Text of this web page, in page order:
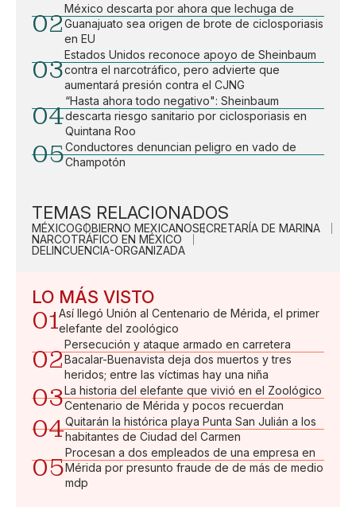
02
México descarta por ahora que lechuga de
Guanajuato sea origen de brote de ciclosporiasis
en EU
03
Estados Unidos reconoce apoyo de Sheinbaum
contra el narcotráfico, pero advierte que
aumentará presión contra el CJNG
04
“Hasta ahora todo negativo": Sheinbaum
descarta riesgo sanitario por ciclosporiasis en
Quintana Roo
05Conductores denuncian peligro en vado de
Champotón
TEMAS RELACIONADOS
MÉXICOGOBIERNO MEXICANOSECRETARÍA DE MARINA
NARCOTRÁFICO EN MÉXICO
DELINCUENCIA-ORGANIZADA
LO MÁS VISTO
01Así llegó Unión al Centenario de Mérida, el primer
elefante del zoológico
02
Persecución y ataque armado en carretera
Bacalar-Buenavista deja dos muertos y tres
heridos; entre las víctimas hay una niña
03La historia del elefante que vivió en el Zoológico
Centenario de Mérida y pocos recuerdan
04Quitarán la histórica playa Punta San Julián a los
habitantes de Ciudad del Carmen
05
Procesan a dos empleados de una empresa en
Mérida por presunto fraude de de más de medio
mdp